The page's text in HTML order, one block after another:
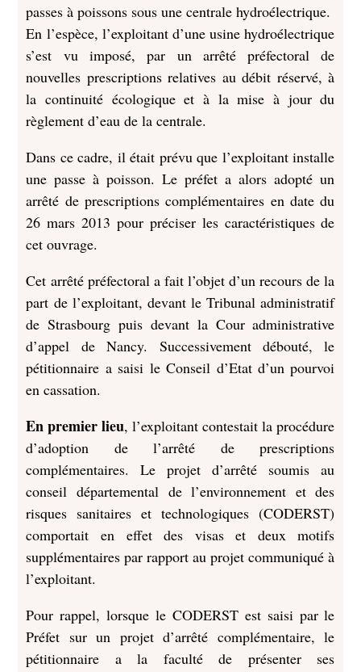
passes à poissons sous une centrale hydroélectrique.
En l’espèce, l’exploitant d’une usine hydroélectrique
s’est vu imposé, par un arrêté préfectoral de
nouvelles prescriptions relatives au débit réservé, à
la continuité écologique et à la mise à jour du
règlement d’eau de la centrale.
Dans ce cadre, il était prévu que l’exploitant installe
une passe à poisson. Le préfet a alors adopté un
arrêté de prescriptions complémentaires en date du
26 mars 2013 pour préciser les caractéristiques de
cet ouvrage.
Cet arrêté préfectoral a fait l’objet d’un recours de la
part de l’exploitant, devant le Tribunal administratif
de Strasbourg puis devant la Cour administrative
d’appel de Nancy. Successivement débouté, le
pétitionnaire a saisi le Conseil d’Etat d’un pourvoi
en cassation.
En premier lieu, l’exploitant contestait la procédure
d’adoption de l’arrêté de prescriptions
complémentaires. Le projet d’arrêté soumis au
conseil départemental de l’environnement et des
risques sanitaires et technologiques (CODERST)
comportait en effet des visas et deux motifs
supplémentaires par rapport au projet communiqué à
l’exploitant.
Pour rappel, lorsque le CODERST est saisi par le
Préfet sur un projet d’arrêté complémentaire, le
pétitionnaire a la faculté de présenter ses